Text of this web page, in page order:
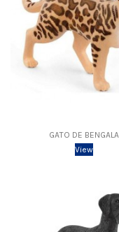
GATO DE BENGALA
View